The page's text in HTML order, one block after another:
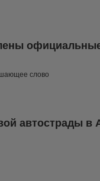
слово
автострады в